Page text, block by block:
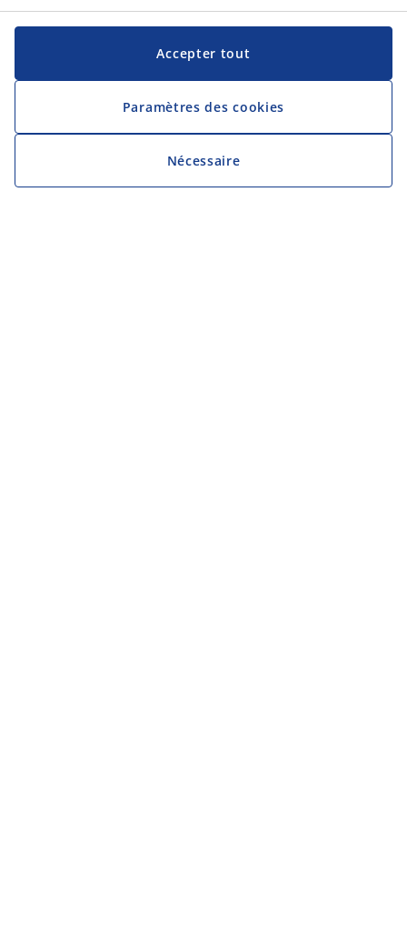
Accepter tout
Paramètres des cookies
Nécessaire